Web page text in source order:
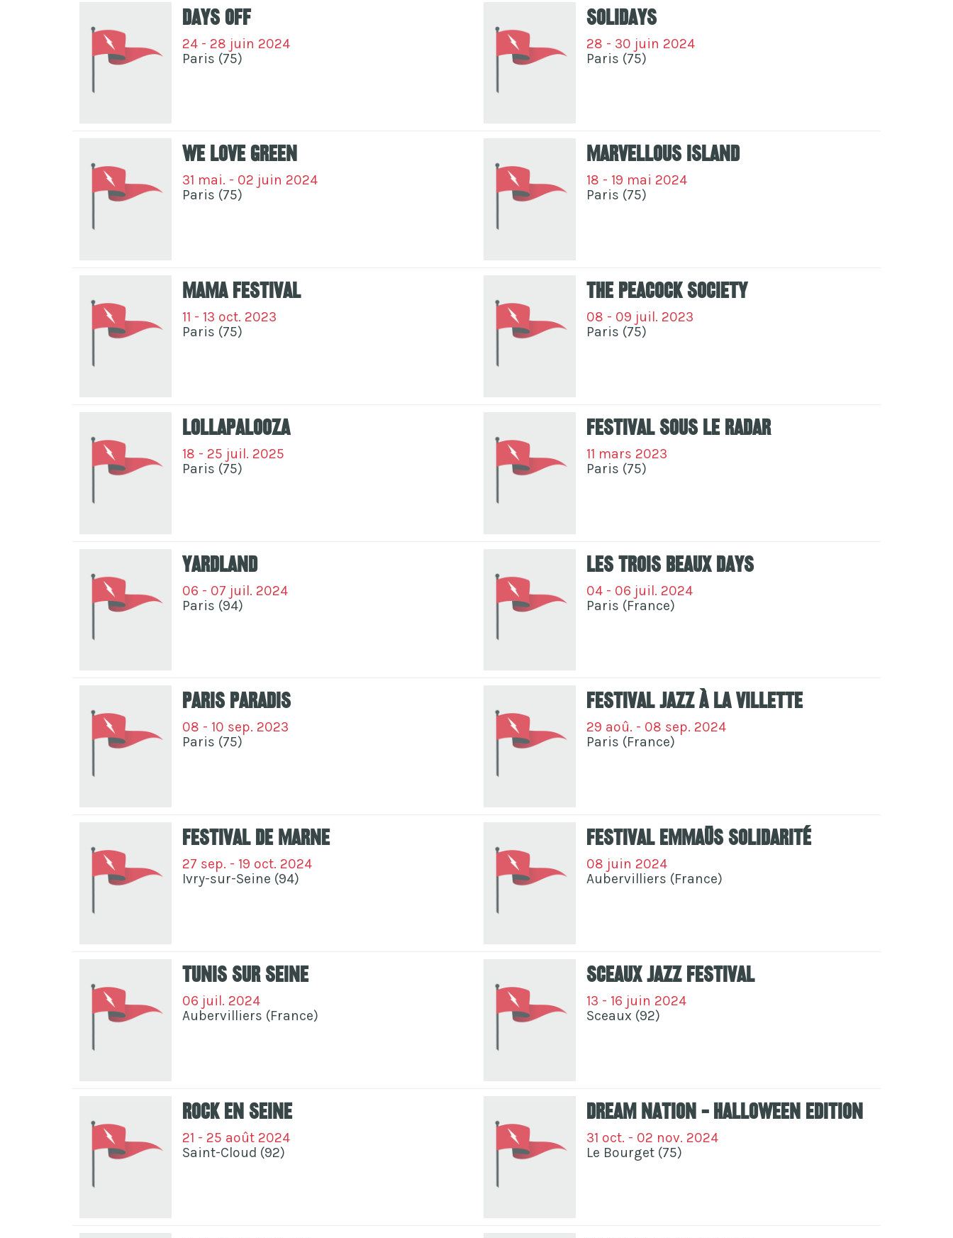
Days Off
24 - 28 juin 2024
Paris (75)
Solidays
28 - 30 juin 2024
Paris (75)
We Love Green
31 mai. - 02 juin 2024
Paris (75)
Marvellous island
18 - 19 mai 2024
Paris (75)
MaMA Festival
11 - 13 oct. 2023
Paris (75)
The Peacock Society
08 - 09 juil. 2023
Paris (75)
Lollapalooza
18 - 25 juil. 2025
Paris (75)
Festival Sous Le Radar
11 mars 2023
Paris (75)
Yardland
06 - 07 juil. 2024
Paris (94)
Les Trois Beaux Days
04 - 06 juil. 2024
Paris (France)
Paris Paradis
08 - 10 sep. 2023
Paris (75)
Festival Jazz à la Villette
29 aoû. - 08 sep. 2024
Paris (France)
FestiVal de Marne
27 sep. - 19 oct. 2024
Ivry-sur-Seine (94)
Festival Emmaüs Solidarité
08 juin 2024
Aubervilliers (France)
Tunis sur Seine
06 juil. 2024
Aubervilliers (France)
Sceaux Jazz Festival
13 - 16 juin 2024
Sceaux (92)
Rock En Seine
21 - 25 août 2024
Saint-Cloud (92)
Dream Nation - Halloween Edition
31 oct. - 02 nov. 2024
Le Bourget (75)